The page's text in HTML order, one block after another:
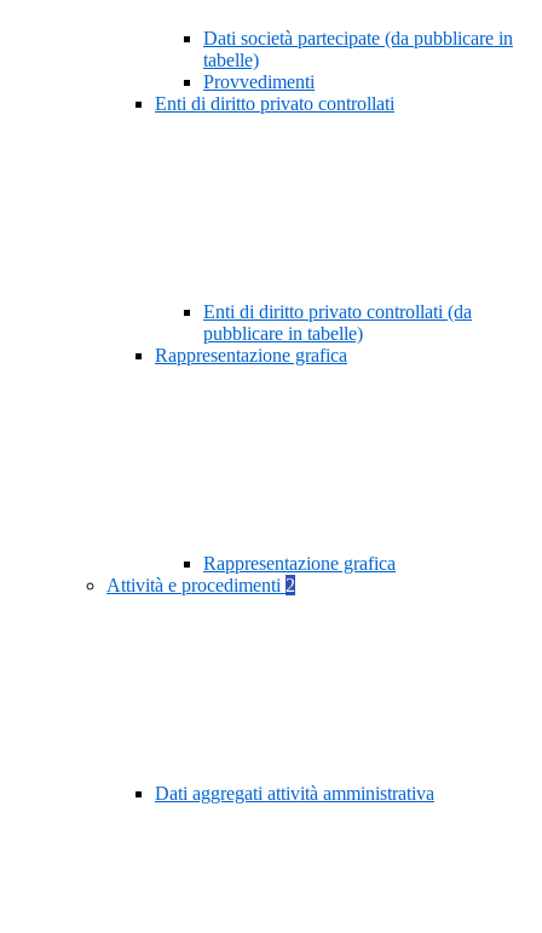
Dati società partecipate (da pubblicare in
tabelle)
Provvedimenti
Enti di diritto privato controllati
Enti di diritto privato controllati (da
pubblicare in tabelle)
Rappresentazione grafica
Rappresentazione grafica
Attività e procedimenti 2
Dati aggregati attività amministrativa